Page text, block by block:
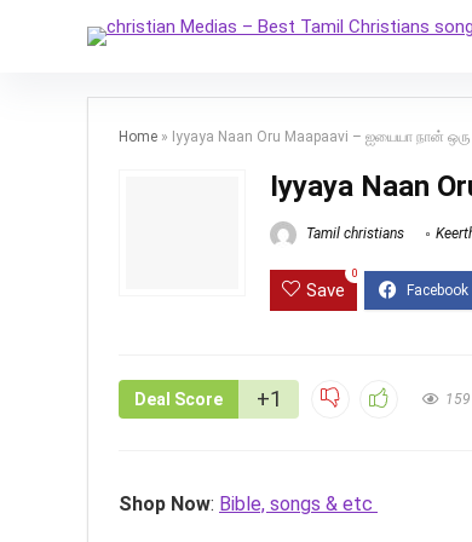
Home » Iyyaya Naan Oru Maapaavi – ஐயையா நான் ஒரு
Iyyaya Naan
Tamil christians
Save
0
Deal Score +1 159
Shop Now: Bible, songs & etc